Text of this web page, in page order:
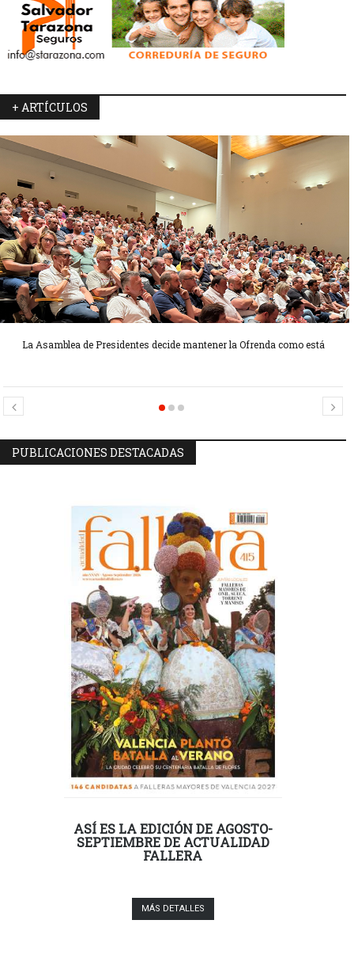
+ ARTÍCULOS
La Asamblea de Presidentes decide mantener la Ofrenda como está
Candidatas Preseleccionadas por el sector Olivereta
Candidatas Preseleccionadas por el sector Sector La Seu-La Xerea-El
Mercat
PUBLICACIONES DESTACADAS
ASÍ ES LA EDICIÓN DE AGOSTO-
SEPTIEMBRE DE ACTUALIDAD
FALLERA
MÁS DETALLES